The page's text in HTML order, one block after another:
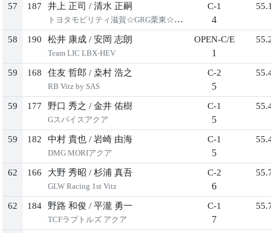
57 187 井上 正司 / 清水 正嗣
トヨタモビリティ滋賀☆GRG栗東☆アクア
C-1
4
58 190 松井 康成 / 安岡 志朗
Team LIC LBX-HEV
OPEN-C/E
1
59 168 住友 哲郎 / 桒村 浩之
RB Vitz by SAS
C-2
5
59 177 野口 秀之 / 金井 佑樹
Gスパイスアクア
C-1
5
59 182 中村 貴也 / 岩崎 由海
DMG MORIアクア
C-1
5
62 166 大野 秀昭 / 杉浦 真吾
GLW Racing 1st Vitz
C-2
6
62 184 野路 和俊 / 平瀧 勇一
TCFラプトルズ アクア
C-1
7